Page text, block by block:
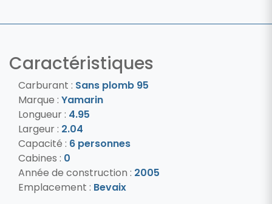
Caractéristiques
Carburant : Sans plomb 95
Marque : Yamarin
Longueur : 4.95
Largeur : 2.04
Capacité : 6 personnes
Cabines : 0
Année de construction : 2005
Emplacement : Bevaix